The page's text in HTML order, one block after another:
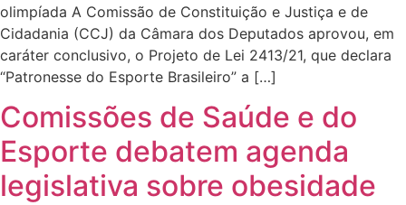
olimpíada A Comissão de Constituição e Justiça e de
Cidadania (CCJ) da Câmara dos Deputados aprovou, em
caráter conclusivo, o Projeto de Lei 2413/21, que declara
“Patronesse do Esporte Brasileiro” a […]
Comissões de Saúde e do
Esporte debatem agenda
legislativa sobre obesidade